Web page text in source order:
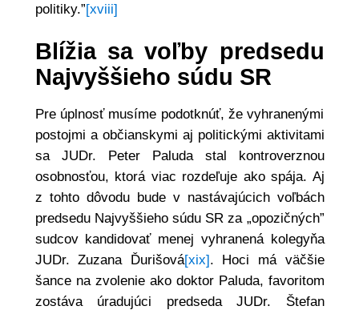
politiky.”[xviii]
Blížia sa voľby predsedu
Najvyššieho súdu SR
Pre úplnosť musíme podotknúť, že vyhranenými
postojmi a občianskymi aj politickými aktivitami
sa JUDr. Peter Paluda stal kontroverznou
osobnosťou, ktorá viac rozdeľuje ako spája. Aj
z tohto dôvodu bude v nastávajúcich voľbách
predsedu Najvyššieho súdu SR za „opozičných”
sudcov kandidovať menej vyhranená kolegyňa
JUDr. Zuzana Ďurišová[xix]. Hoci má väčšie
šance na zvolenie ako doktor Paluda, favoritom
zostáva úradujúci predseda JUDr. Štefan